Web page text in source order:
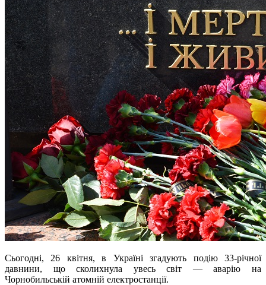
Сьогодні, 26 квітня, в Україні згадують подію 33-річної
давнини, що сколихнула увесь світ — аварію на
Чорнобильській атомній електростанції.